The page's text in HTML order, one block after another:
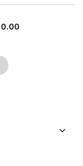
0.00